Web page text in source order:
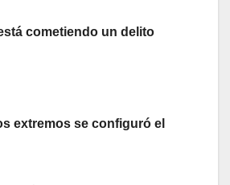
cometiendo un delito
extremos se configuró el